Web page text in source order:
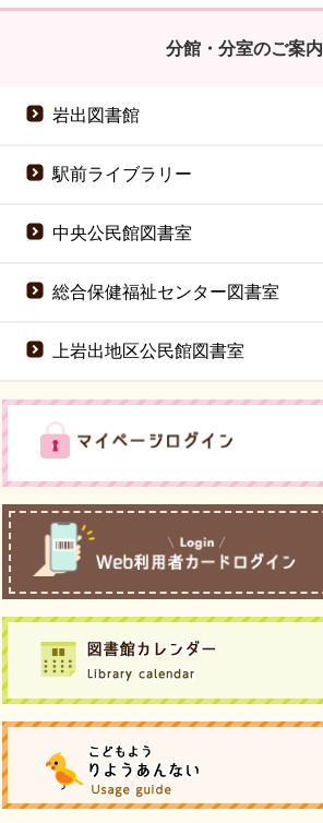
分館・分室のご案内
岩出図書館
駅前ライブラリー
中央公民館図書室
総合保健福祉センター図書室
上岩出地区公民館図書室